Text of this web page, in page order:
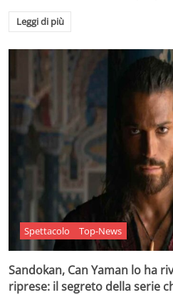
Leggi di più
Spettacolo Top-News
Sandokan, Can Yaman lo ha
riprese: il segreto della serie